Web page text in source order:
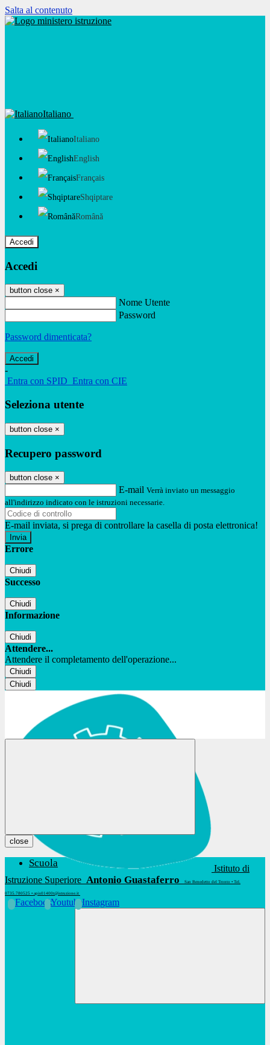
Salta al contenuto
Italiano
Italiano
English
Français
Shqiptare
Română
Accedi
Accedi
button close ×
Nome Utente
Password
Password dimenticata?
-
Entra con SPID Entra con CIE
Seleziona utente
button close ×
Recupero password
button close ×
E-mail Verrà inviato un messaggio
all'indirizzo indicato con le istruzioni necessarie.
E-mail inviata, si prega di controllare la casella di posta elettronica!
Errore
Chiudi
Successo
Chiudi
Informazione
Chiudi
Attendere...
Attendere il completamento dell'operazione...
Chiudi
Chiudi
Istituto di
Istruzione Superiore Antonio Guastaferro San Benedetto del Tronto • Tel.
0735.780525 • apis01400t@istruzione.it
FacebookYoutubeInstagram
close
Scuola